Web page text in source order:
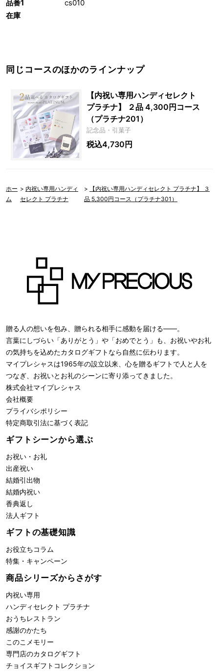
品番1
cs010
在庫
同じコースのほかのラインナップ
【内祝い専用ハンディセレクト
プラチナ】 ２品 4,300円コース
（プラチナ201）
記念品・引菓子
税込4,730円
ホー
ム
> 内祝い専用ハンディ
セレクト プラチナ
>
【内祝い専用ハンディセレクト プラチナ】 ３
品 5,300円コース（プラチナ301）
贈る人の想いを包み、贈られる相手に感動を届ける――。
言葉にしづらい「ありがとう」や「おめでとう」も、お祝いやお礼
の気持ちを込めたカタログギフトなら自然に伝わります。
マイプレシャスは1965年の設立以来、心を贈るギフトで人と人を
つなぎ、お祝いとお礼のシーンに寄り添ってきました。
株式会社マイプレシャス
会社概要
プライバシポリシー
特定商取引法に基づく表記
ギフトシーンから選ぶ
お祝い・お礼
出産祝い
結婚引出物
結婚内祝い
香典返し
法人ギフト
ギフトの基礎知識
お役立ちコラム
特集・キャンペーン
商品シリーズからさがす
内祝い専用
ハンディセレクト プラチナ
おうちレストラン
感謝のかたち
このこメモリー
専門店のカタログギフト
チョイスギフトコレクション